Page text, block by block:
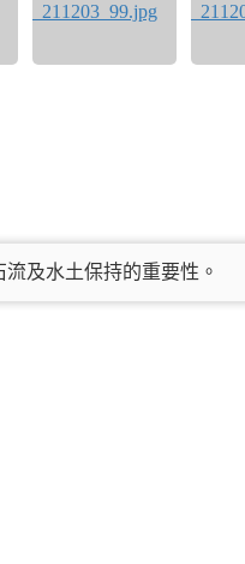
及水土保持的重要性。